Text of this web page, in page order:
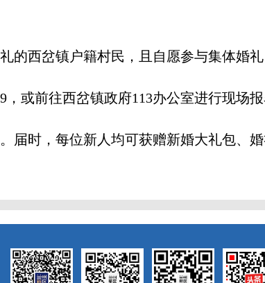
西岔镇户籍村民，且自愿参与集体婚礼
，或前往西岔镇政府113办公室进行现场
届时，每位新人均可获赠新婚大礼包、